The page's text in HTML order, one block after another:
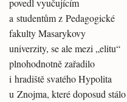
povedl vyučujícím
a studentům z Pedagogické
fakulty Masarykovy
univerzity, se ale mezi „elitu“
plnohodnotně zařadilo
i hradiště svatého Hypolita
u Znojma, které doposud stálo